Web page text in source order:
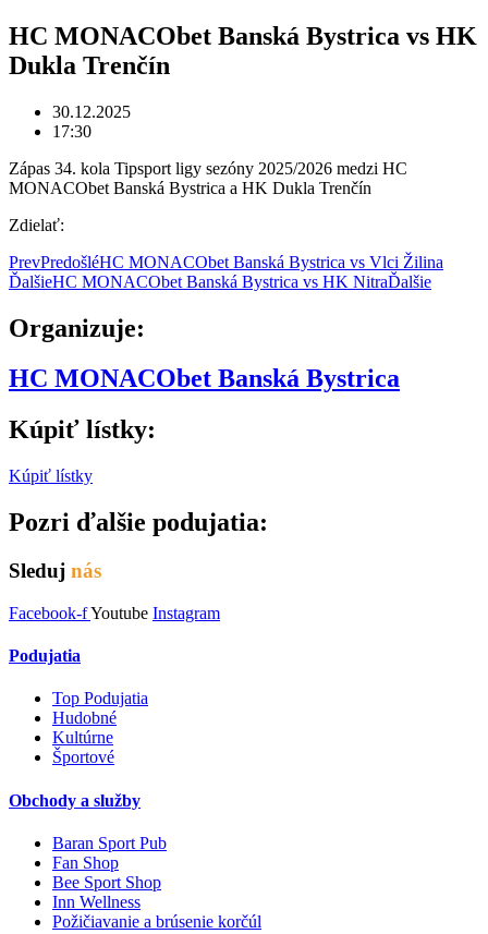
HC MONACObet Banská Bystrica vs HK
Dukla Trenčín
30.12.2025
17:30
Zápas 34. kola Tipsport ligy sezóny 2025/2026 medzi HC
MONACObet Banská Bystrica a HK Dukla Trenčín
Zdielať:
PrevPredošléHC MONACObet Banská Bystrica vs Vlci Žilina
ĎalšieHC MONACObet Banská Bystrica vs HK NitraĎalšie
Organizuje:
HC MONACObet Banská Bystrica
Kúpiť lístky:
Kúpiť lístky
Pozri ďalšie podujatia:
Sleduj nás
Facebook-fYoutube Instagram
Podujatia
Top Podujatia
Hudobné
Kultúrne
Športové
Obchody a služby
Baran Sport Pub
Fan Shop
Bee Sport Shop
Inn Wellness
Požičiavanie a brúsenie korčúl